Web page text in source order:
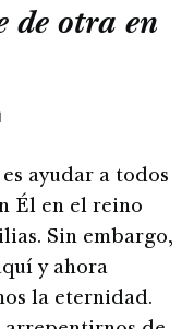
de otra en
ayudar a todos
Él en el reino
Sin embargo,
y ahora
la eternidad.